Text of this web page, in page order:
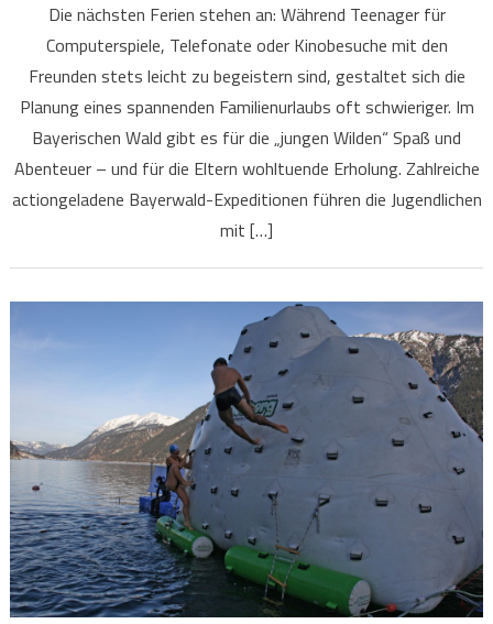
Die nächsten Ferien stehen an: Während Teenager für
Computerspiele, Telefonate oder Kinobesuche mit den
Freunden stets leicht zu begeistern sind, gestaltet sich die
Planung eines spannenden Familienurlaubs oft schwieriger. Im
Bayerischen Wald gibt es für die „jungen Wilden“ Spaß und
Abenteuer – und für die Eltern wohltuende Erholung. Zahlreiche
actiongeladene Bayerwald-Expeditionen führen die Jugendlichen
mit […]